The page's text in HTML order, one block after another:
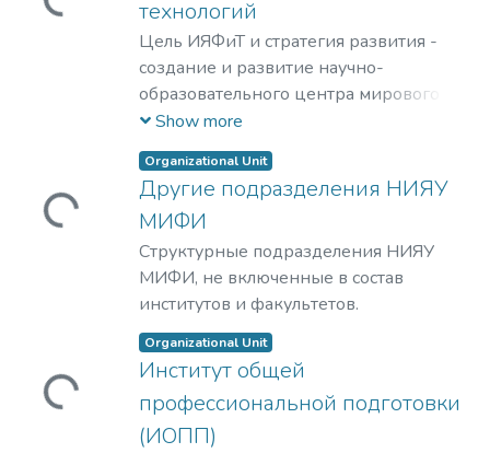
Loading...
технологий
Цель ИЯФиТ и стратегия развития -
создание и развитие научно-
образовательного центра мирового
уровня в области ядерной физики и
технологий, радиационного
материаловедения, физики
элементарных частиц, астрофизики и
космофизики.
Show more
Loading...
Organizational Unit
Другие подразделения НИЯУ
МИФИ
Структурные подразделения НИЯУ
МИФИ, не включенные в состав
институтов и факультетов.
Loading...
Organizational Unit
Институт общей
профессиональной подготовки
(ИОПП)